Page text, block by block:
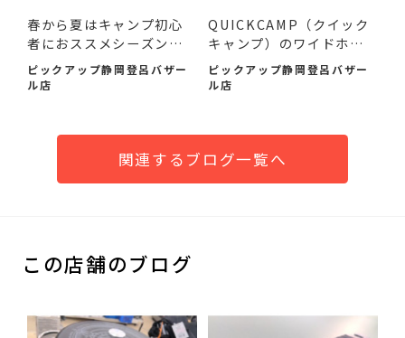
春から夏はキャンプ初心
者におススメシーズンで
す...
ピックアップ静岡登呂バザー
ル店
QUICKCAMP（クイック
キャンプ）のワイドホイ
ールワ...
ピックアップ静岡登呂バザー
ル店
関連するブログ一覧へ
この店舗のブログ